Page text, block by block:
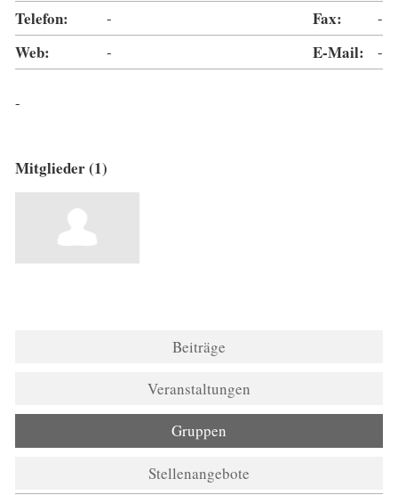
Telefon: - Fax: -
Web: - E-Mail: -
-
Mitglieder (1)
Beiträge
Veranstaltungen
Gruppen
Stellenangebote